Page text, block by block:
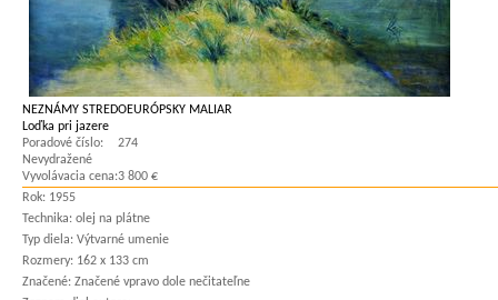
NEZNÁMY STREDOEURÓPSKY MALIAR
Loďka pri jazere
Poradové číslo:
274
Nevydražené
Vyvolávacia cena:3 800 €
Rok: 1955
Technika: olej na plátne
Typ diela: Výtvarné umenie
Rozmery: 162 x 133 cm
Značené: Značené vpravo dole nečitateľne